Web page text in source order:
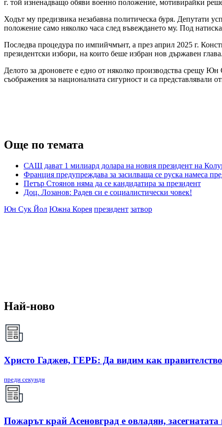
г. той изненадващо обяви военно положение, мотивирайки
Ходът му предизвика незабавна политическа буря. Депутати
положение само няколко часа след въвеждането му. Под
Последва процедура по импийчмънт, а през април 2025 г.
президентски избори, на които беше избран нов държавен глава.
Делото за дроновете е едно от няколко производства срещу
съображения за националната сигурност и са представлявали
Още по темата
САЩ дават 1 милиард долара на новия президент на
Франция предупреждава за засилваща се руска намеса
Петър Стоянов няма да се кандидатира за президент
Доц. Лозанов: Радев си е социалистически човек!
Юн Сук Йол Южна Корея президент затвор
Най-ново
Христо Гаджев, ГЕРБ: Да видим как
преди секунди
Пожарът край Асеновград е овладян,